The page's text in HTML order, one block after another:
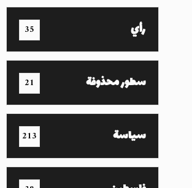
رأي 35
سطور محذوفة 21
سياسة 213